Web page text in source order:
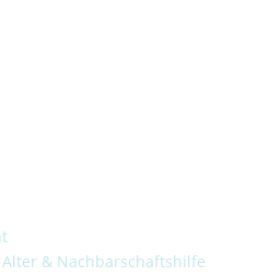
& Nachbarschaftshilfe